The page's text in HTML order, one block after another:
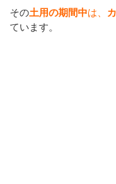
その土用の期間中は、
ています。